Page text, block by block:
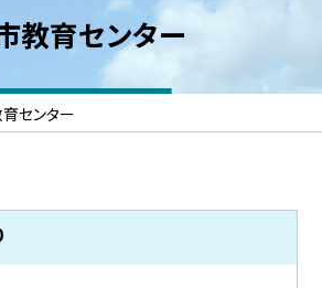
教育センター
センター